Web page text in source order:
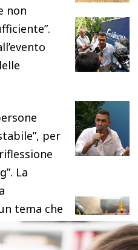
non
per
La
tema che